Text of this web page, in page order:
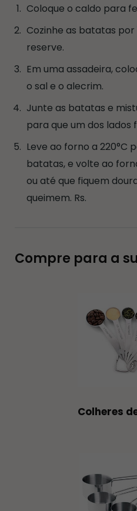
Coloque o caldo para
Cozinhe as batatas por
reserve.
Em uma assadeira,
o sal e o alecrim.
Junte as batatas e
para que um dos lados
Leve ao forno a 220°C
batatas, e volte ao
ou até que fiquem
queimem. Rs.
Compre para a
Colheres